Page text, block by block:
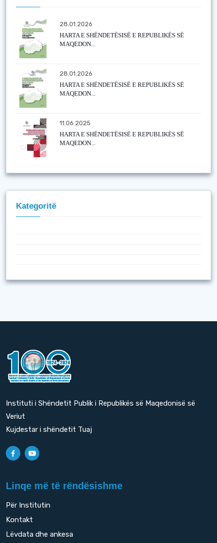
28.01.2026
HARTA E SHËNDETËSISË E REPUBLIKËS SË
MAQEDON...
28.01.2026
HARTA E SHËNDETËSISË E REPUBLIKËS SË
MAQEDON...
11.06.2025
HARTA E SHËNDETËSISË E REPUBLIKËS SË
MAQEDON...
Kategoritë
Instituti i Shëndetit Publik i Republikës së Maqedonisë së
Veriut
Kujdestar i shëndetit Tuaj
Linqe më të rëndësishme
Për Institutin
Kontakt
Lëvdata dhe ankesa